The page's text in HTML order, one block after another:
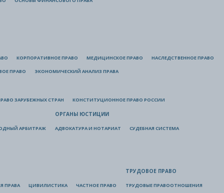
КОРПОРАТИВНОЕ ПРАВО МЕДИЦИНСКОЕ ПРАВО НАСЛЕДСТВЕННОЕ ПРАВО
ПРАВО ЭКОНОМИЧЕСКИЙ АНАЛИЗ ПРАВА
ЗАРУБЕЖНЫХ СТРАН КОНСТИТУЦИОННОЕ ПРАВО РОССИИ
АРБИТРАЖ
ОРГАНЫ ЮСТИЦИИ
АДВОКАТУРА И НОТАРИАТ СУДЕБНАЯ СИСТЕМА
ПРАВА ЦИВИЛИСТИКА ЧАСТНОЕ ПРАВО
ТРУДОВОЕ ПРАВО
ТРУДОВЫЕ ПРАВООТНОШЕНИЯ